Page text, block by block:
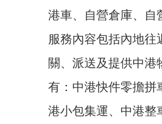
港車、自營倉庫、自
服務內容包括內地
關、派送及提供中港
有：中港快件零擔拼
港小包集運、中港整